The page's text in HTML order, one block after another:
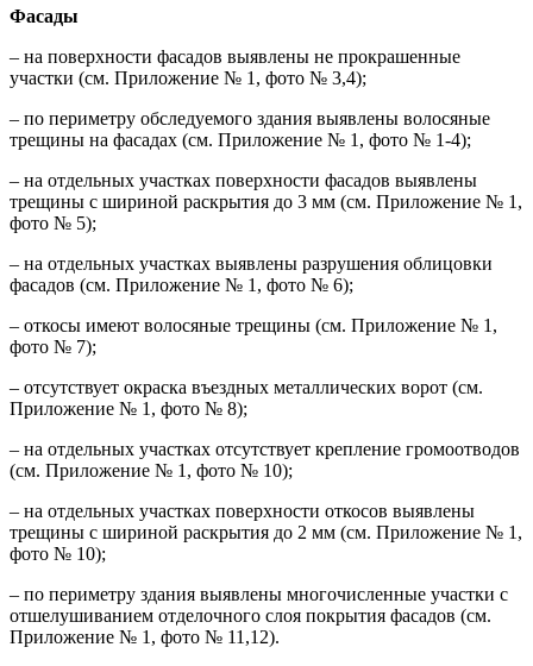
Фасады
– на поверхности фасадов выявлены не прокрашенные
участки (см. Приложение № 1, фото № 3,4);
– по периметру обследуемого здания выявлены волосяные
трещины на фасадах (см. Приложение № 1, фото № 1-4);
– на отдельных участках поверхности фасадов выявлены
трещины с шириной раскрытия до 3 мм (см. Приложение № 1,
фото № 5);
– на отдельных участках выявлены разрушения облицовки
фасадов (см. Приложение № 1, фото № 6);
– откосы имеют волосяные трещины (см. Приложение № 1,
фото № 7);
– отсутствует окраска въездных металлических ворот (см.
Приложение № 1, фото № 8);
– на отдельных участках отсутствует крепление громоотводов
(см. Приложение № 1, фото № 10);
– на отдельных участках поверхности откосов выявлены
трещины с шириной раскрытия до 2 мм (см. Приложение № 1,
фото № 10);
– по периметру здания выявлены многочисленные участки с
отшелушиванием отделочного слоя покрытия фасадов (см.
Приложение № 1, фото № 11,12).